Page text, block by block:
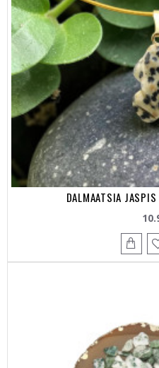
DALMAATSIA